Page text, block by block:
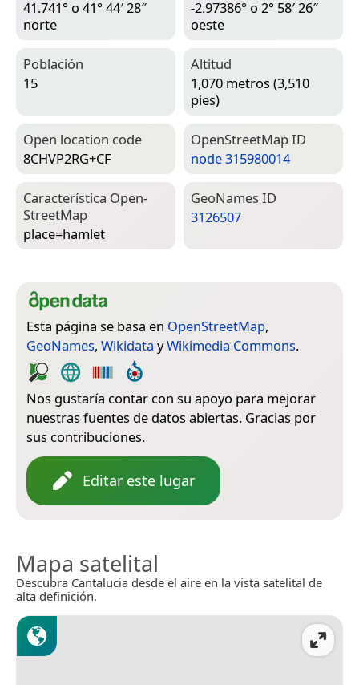
41.741° o 41° 44′ 28″
norte
-2.97386° o 2° 58′ 26″
oeste
Población
15
Altitud
1,070 metros (3,510
pies)
Open location code
8CHVP2RG+CF
Open­Street­Map ID
node 315980014
Característica Open­
Street­Map
place=­hamlet
Geo­Names ID
3126507
Esta página se basa en OpenStreetMap,
GeoNames, Wikidata yWikimedia Commons.
Nos gustaría contar con su apoyo para mejorar
nuestras fuentes de datos abiertas. Gracias por
sus contribuciones.
Editar este lugar
Mapa satelital
Descubra Cantalucia desde el aire en la vista satelital de
alta definición.